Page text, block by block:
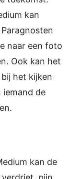
kan
Paragnosten
naar een foto
Ook kan het
het kijken
iemand de
kan de